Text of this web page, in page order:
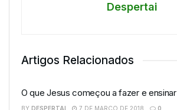
Despertai
Artigos Relacionados
O que Jesus começou a fazer e ensinar
BY DESPERTAI 7 DE MARÇO DE 2018 0